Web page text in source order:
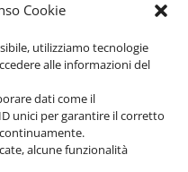
Cookie
utilizziamo tecnologie
alle informazioni del
dati come il
unici per garantire il corretto
alcune funzionalità